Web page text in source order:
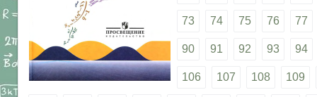
73 74 75 76 77
90 91 92 93 94
106 107 108 109